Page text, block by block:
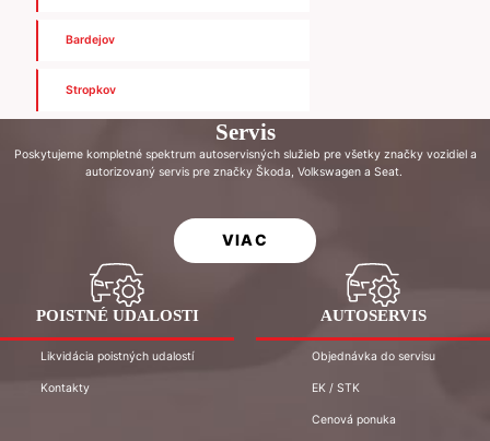
Bardejov
Stropkov
Servis
Poskytujeme kompletné spektrum autoservisných služieb pre všetky značky vozidiel a
autorizovaný servis pre značky Škoda, Volkswagen a Seat.
VIAC
POISTNÉ UDALOSTI
Likvidácia poistných udalostí
Kontakty
AUTOSERVIS
Objednávka do servisu
EK / STK
Cenová ponuka